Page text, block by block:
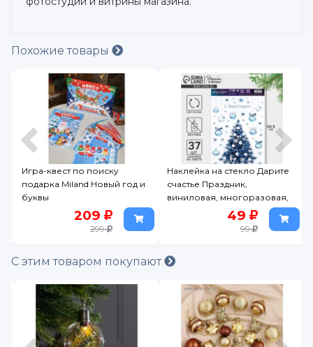
Похожие товары
Игра-квест по поиску
подарка Miland Новый год и
буквы
209
299
Наклейка на стекло Дарите
счастье Праздник,
виниловая, многоразовая,
49
99
С этим товаром покупают